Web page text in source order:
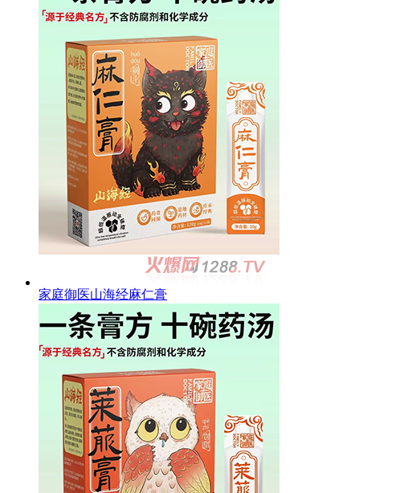
家庭御医山海经麻仁膏